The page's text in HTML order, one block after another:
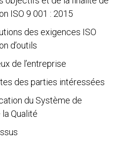
ISO 9 001 : 2015
des exigences ISO
d’outils
de l’entreprise
des parties intéressées
du Système de
Qualité